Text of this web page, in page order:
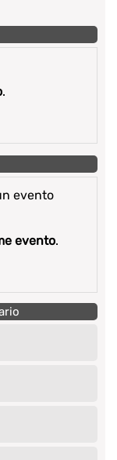
.
evento
evento.